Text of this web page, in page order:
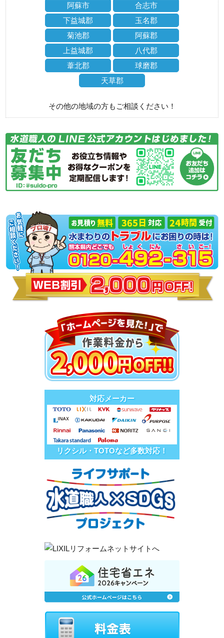
阿蘇市
合志市
下益城郡
玉名郡
菊池郡
阿蘇郡
上益城郡
八代郡
葦北郡
球磨郡
天草郡
その他の地域の方もご相談ください！
対応メーカー
リクシル・TOTOなど多数対応！